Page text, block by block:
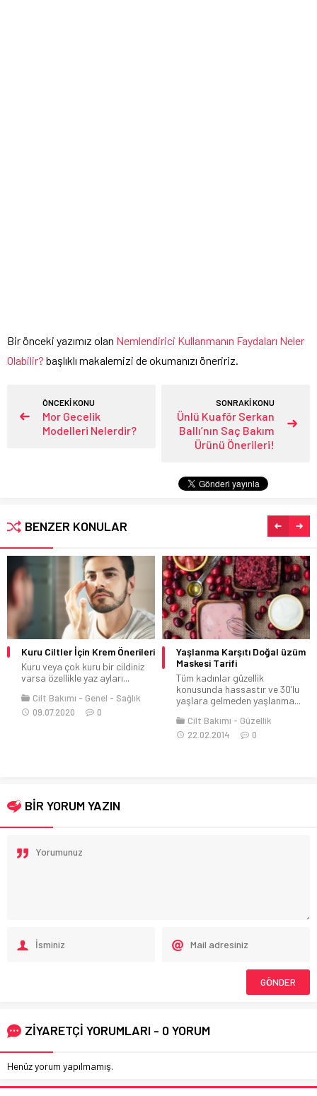
Bir önceki yazımız olan Nemlendirici Kullanmanın Faydaları Neler
Olabilir? başlıklı makalemizi de okumanızı öneririz.
ÖNCEKİ KONU
Mor Gecelik
Modelleri Nelerdir?
SONRAKİ KONU
Ünlü Kuaför Serkan
Ballı’nın Saç Bakım
Ürünü Önerileri!
BENZER KONULAR
Kuru Ciltler İçin Krem Önerileri
Kuru veya çok kuru bir cildiniz
varsa özellikle yaz ayları...
Cilt Bakımı Genel
Sağlık
09.07.2020
0
Yaşlanma Karşıtı Doğal üzüm
Maskesi Tarifi
Tüm kadınlar güzellik
konusunda hassastır ve 30’lu
yaşlara gelmeden yaşlanma...
Cilt Bakımı
Güzellik
22.02.2014
0
BİR YORUM YAZIN
ZİYARETÇİ YORUMLARI - 0 YORUM
Henüz yorum yapılmamış.